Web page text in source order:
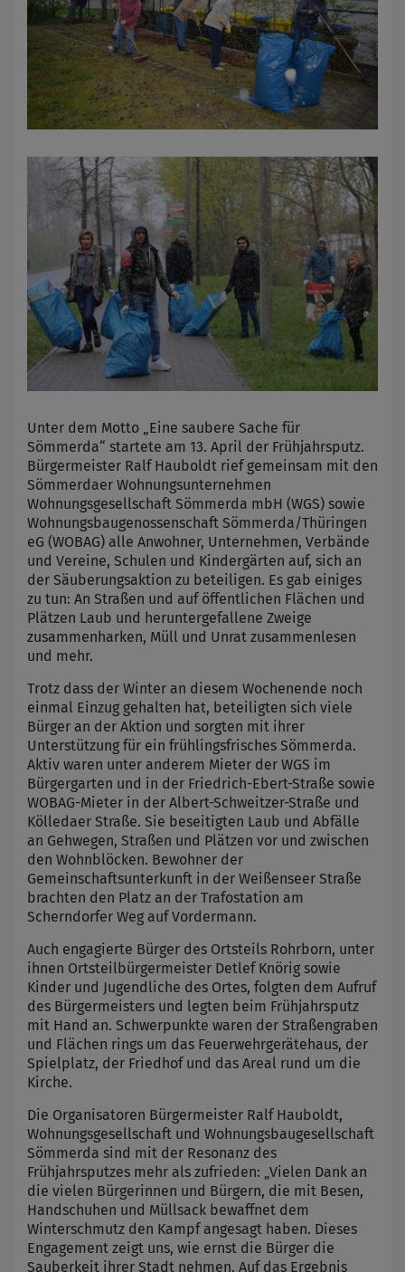
Unter dem Motto „Eine saubere Sache für
Sömmerda“ startete am 13. April der Frühjahrsputz.
Bürgermeister Ralf Hauboldt rief gemeinsam mit den
Sömmerdaer Wohnungsunternehmen
Wohnungsgesellschaft Sömmerda mbH (WGS) sowie
Wohnungsbaugenossenschaft Sömmerda/Thüringen
eG (WOBAG) alle Anwohner, Unternehmen, Verbände
und Vereine, Schulen und Kindergärten auf, sich an
der Säuberungsaktion zu beteiligen. Es gab einiges
zu tun: An Straßen und auf öffentlichen Flächen und
Plätzen Laub und heruntergefallene Zweige
zusammenharken, Müll und Unrat zusammenlesen
und mehr.
Trotz dass der Winter an diesem Wochenende noch
einmal Einzug gehalten hat, beteiligten sich viele
Bürger an der Aktion und sorgten mit ihrer
Unterstützung für ein frühlingsfrisches Sömmerda.
Aktiv waren unter anderem Mieter der WGS im
Bürgergarten und in der Friedrich-Ebert-Straße sowie
WOBAG-Mieter in der Albert-Schweitzer-Straße und
Kölledaer Straße. Sie beseitigten Laub und Abfälle
an Gehwegen, Straßen und Plätzen vor und zwischen
den Wohnblöcken. Bewohner der
Gemeinschaftsunterkunft in der Weißenseer Straße
brachten den Platz an der Trafostation am
Scherndorfer Weg auf Vordermann.
Auch engagierte Bürger des Ortsteils Rohrborn, unter
ihnen Ortsteilbürgermeister Detlef Knörig sowie
Kinder und Jugendliche des Ortes, folgten dem Aufruf
des Bürgermeisters und legten beim Frühjahrsputz
mit Hand an. Schwerpunkte waren der Straßengraben
und Flächen rings um das Feuerwehrgerätehaus, der
Spielplatz, der Friedhof und das Areal rund um die
Kirche.
Die Organisatoren Bürgermeister Ralf Hauboldt,
Wohnungsgesellschaft und Wohnungsbaugesellschaft
Sömmerda sind mit der Resonanz des
Frühjahrsputzes mehr als zufrieden: „Vielen Dank an
die vielen Bürgerinnen und Bürgern, die mit Besen,
Handschuhen und Müllsack bewaffnet dem
Winterschmutz den Kampf angesagt haben. Dieses
Engagement zeigt uns, wie ernst die Bürger die
Sauberkeit ihrer Stadt nehmen. Auf das Ergebnis